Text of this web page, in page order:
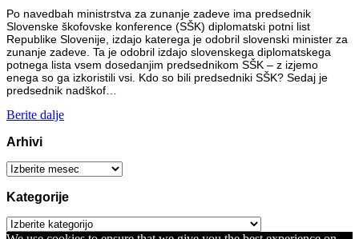
Po navedbah ministrstva za zunanje zadeve ima predsednik
Slovenske škofovske konference (SŠK) diplomatski potni list
Republike Slovenije, izdajo katerega je odobril slovenski minister za
zunanje zadeve. Ta je odobril izdajo slovenskega diplomatskega
potnega lista vsem dosedanjim predsednikom SŠK – z izjemo
enega so ga izkoristili vsi. Kdo so bili predsedniki SŠK? Sedaj je
predsednik nadškof…
Berite dalje
Arhivi
Arhivi
Kategorije
Kategorije